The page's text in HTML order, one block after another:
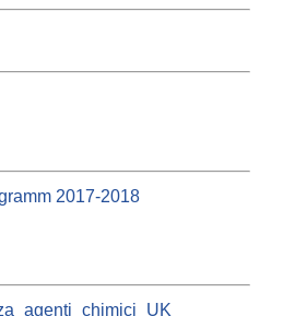
2017-2018